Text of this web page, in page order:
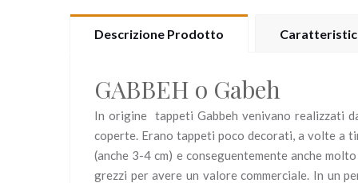
Descrizione Prodotto
GABBEH o Gabeh
In origine tappeti Gabbeh venivano realizzati
coperte. Erano tappeti poco decorati, a volte a
(anche 3-4 cm) e conseguentemente anche
grezzi per avere un valore commerciale. In un